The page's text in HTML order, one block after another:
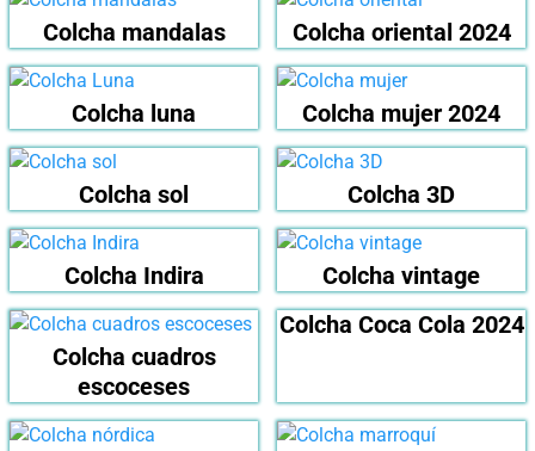
Colcha mandalas Colcha oriental 2024
Colcha luna Colcha mujer 2024
Colcha sol Colcha 3D
Colcha Indira Colcha vintage
Colcha cuadros
escoceses
Colcha Coca Cola 2024